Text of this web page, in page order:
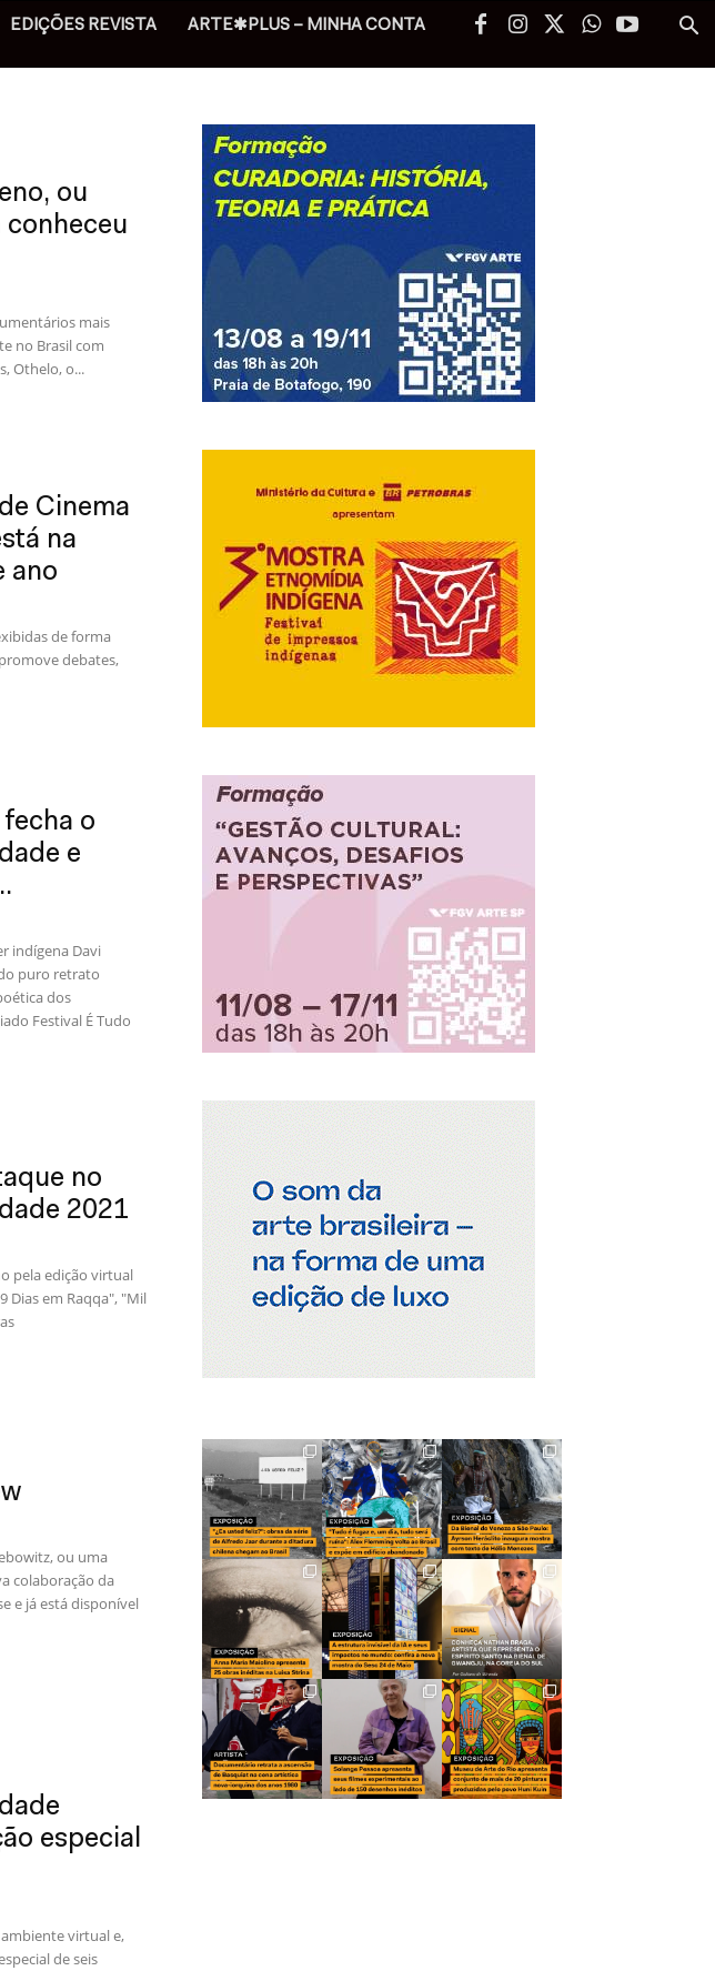
EDIÇÕES REVISTA ARTE✱PLUS – MINHA CONTA
ou
conheceu
mais
no Brasil com
Othelo, o...
Cinema
na
ano
de forma
debates,
fecha o
e
indígena Davi
puro retrato
dos
Festival É Tudo
no
2021
pela edição virtual
Dias em Raqqa", "Mil
ou uma
colaboração da
e já está disponível
especial
virtual e,
de seis